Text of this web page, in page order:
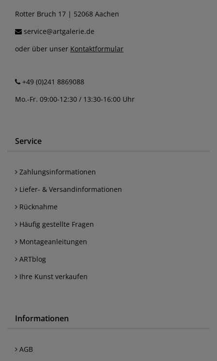
Rotter Bruch 17 | 52068 Aachen
service@artgalerie.de
oder über unser Kontaktformular
+49 (0)241 8869088
Mo.-Fr. 09:00-12:30 / 13:30-16:00 Uhr
Service
Zahlungsinformationen
Liefer- & Versandinformationen
Rücknahme
Häufig gestellte Fragen
Montageanleitungen
ARTblog
Ihre Kunst verkaufen
Informationen
AGB